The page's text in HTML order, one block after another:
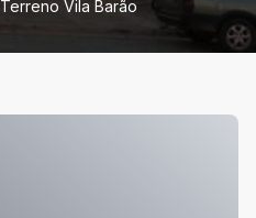
Terreno Vila Barão